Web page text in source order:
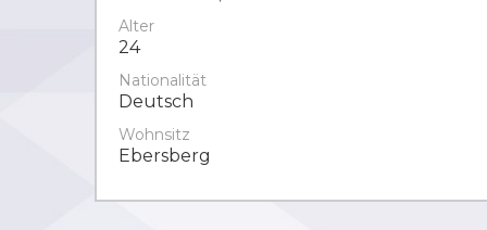
Alter
24
Nationalität
Deutsch
Wohnsitz
Ebersberg